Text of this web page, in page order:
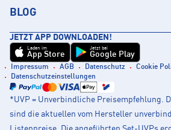
BLOG
JETZT APP DOWNLOADEN!
Laden im
App Store
Jetzt bei
Google Play
Impressum AGB Datenschutz
Cookie
Datenschutzeinstellungen
*UVP = Unverbindliche Preisempfehlung.
sind die aktuellen vom Hersteller